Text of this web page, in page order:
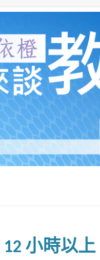
自我教育、給教育
12 小時以